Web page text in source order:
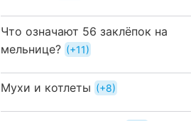
Что означают 56 заклёпок на
мельнице?
+11
Мухи и котлеты +8